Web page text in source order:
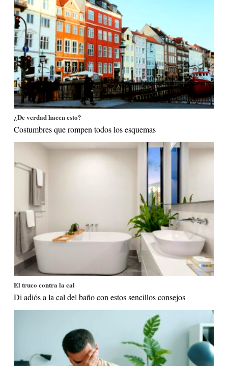
¿De verdad hacen esto?
Costumbres que rompen todos los esquemas
El truco contra la cal
Di adiós a la cal del baño con estos sencillos consejos